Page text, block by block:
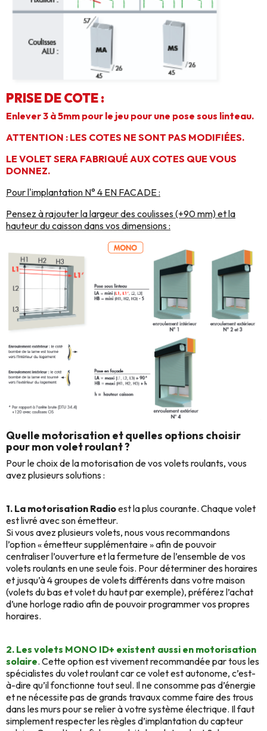
PRISE DE COTE :
Enlever 3 à 5mm pour le jeu pour une pose sous linteau.
ATTENTION : LES COTES NE SONT PAS MODIFIÉES.
LE VOLET SERA FABRIQUÉ AUX COTES QUE VOUS
DONNEZ.
Pour l'implantation N° 4 EN FACADE :
Pensez à rajouter la largeur des coulisses (+90 mm) et la
hauteur du caisson dans vos dimensions :
Quelle motorisation et quelles options choisir
pour mon volet roulant ?
Pour le choix de la motorisation de vos volets roulants, vous
avez plusieurs solutions :
1. La motorisation Radioest la plus courante. Chaque volet
est livré avec son émetteur.
Si vous avez plusieurs volets, nous vous recommandons
l’option « émetteur supplémentaire » afin de pouvoir
centraliser l’ouverture et la fermeture de l’ensemble de vos
volets roulants en une seule fois. Pour déterminer des horaires
et jusqu’à 4 groupes de volets différents dans votre maison
(volets du bas et volet du haut par exemple), préférez l’achat
d’une horloge radio afin de pouvoir programmer vos propres
horaires.
2. Les volets MONO ID+ existent aussi en motorisation
solaire. Cette option est vivement recommandée par tous les
spécialistes du volet roulant car ce volet est autonome, c’est-
à-dire qu’il fonctionne tout seul. Il ne consomme pas d’énergie
et ne nécessite pas de grands travaux comme faire des trous
dans les murs pour se relier à votre système électrique. Il faut
simplement respecter les règles d’implantation du capteur